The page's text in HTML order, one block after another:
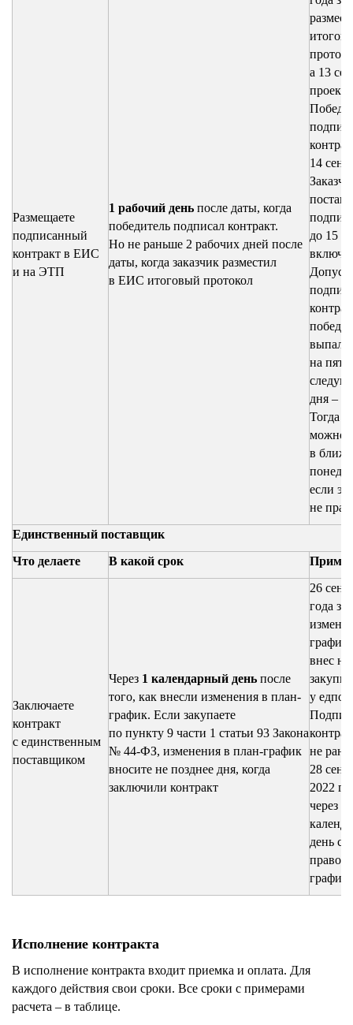
Размещаете
подписанный
контракт в ЕИС
и на ЭТП
1 рабочий день после даты, когда
победитель подписал контракт.
Но не раньше 2 рабочих дней после
даты, когда заказчик разместил
в ЕИС итоговый протокол
а 13
проект
14
до 15
выпал
на
дня –
Тогда
можно
в
если
не
Единственный поставщик
Что делаете
В какой срок
Заключаете
контракт
с единственным
поставщиком
Через 1 календарный день после
того, как внесли изменения в план-
график. Если закупаете
по пункту 9 части 1 статьи 93 Закона
№ 44-ФЗ, изменения в план-график
вносите не позднее дня, когда
заключили контракт
26
года
внес
закупку
у
не
28
2022
через 1
день с
правок
графика
Исполнение контракта
В исполнение контракта входит приемка и оплата. Для
каждого действия свои сроки. Все сроки с примерами
расчета – в таблице.